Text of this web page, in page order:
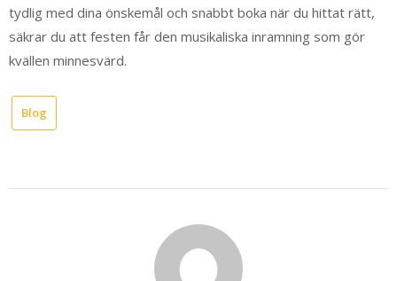
tydlig med dina önskemål och snabbt boka när du hittat rätt,
säkrar du att festen får den musikaliska inramning som gör
kvällen minnesvärd.
Blog